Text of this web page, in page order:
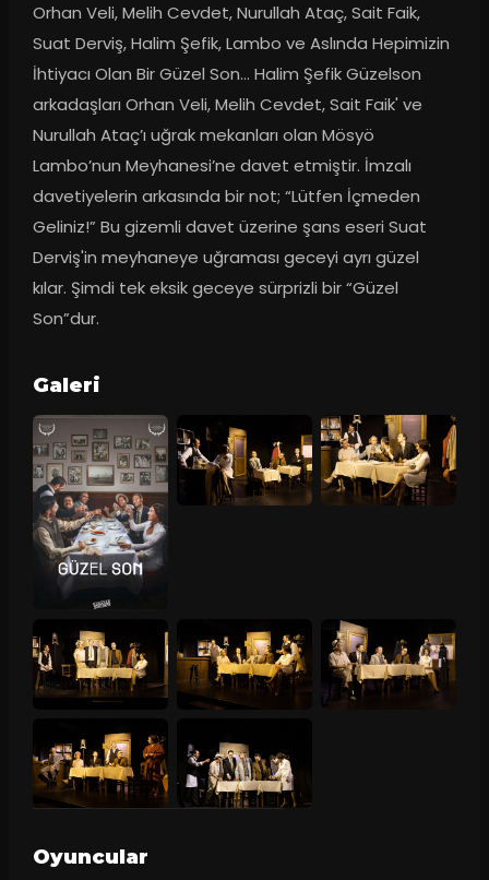
Orhan Veli, Melih Cevdet, Nurullah Ataç, Sait Faik,
Suat Derviş, Halim Şefik, Lambo ve Aslında Hepimizin
İhtiyacı Olan Bir Güzel Son... Halim Şefik Güzelson
arkadaşları Orhan Veli, Melih Cevdet, Sait Faik' ve
Nurullah Ataç’ı uğrak mekanları olan Mösyö
Lambo’nun Meyhanesi’ne davet etmiştir. İmzalı
davetiyelerin arkasında bir not; “Lütfen İçmeden
Geliniz!” Bu gizemli davet üzerine şans eseri Suat
Derviş'in meyhaneye uğraması geceyi ayrı güzel
kılar. Şimdi tek eksik geceye sürprizli bir “Güzel
Son”dur.
Galeri
Oyuncular